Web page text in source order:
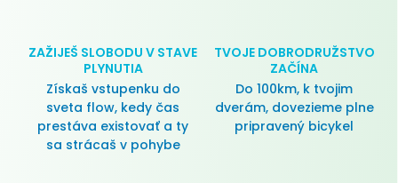
ZAŽIJEŠ SLOBODU V STAVE
PLYNUTIA
Získaš vstupenku do
sveta flow, kedy čas
prestáva existovať a ty
sa strácaš v pohybe
TVOJE DOBRODRUŽSTVO
ZAČÍNA
Do 100km, k tvojim
dverám, dovezieme plne
pripravený bicykel